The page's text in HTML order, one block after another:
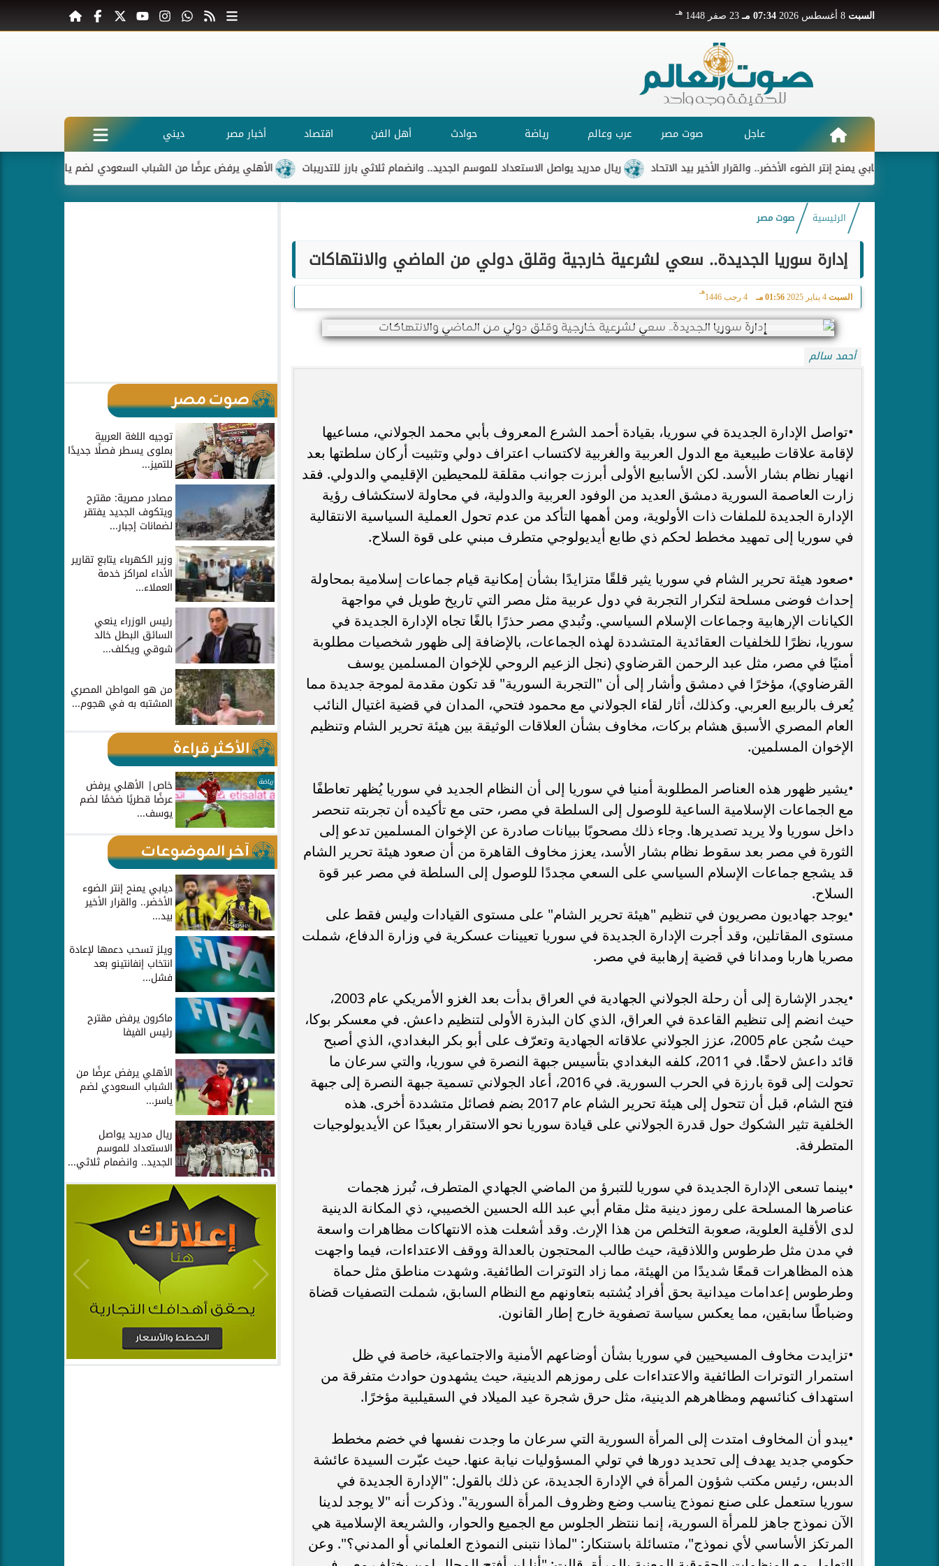
السبت 07:34 مـ 23 صفر 1448 هـ
عاجل صوت مصر عرب وعالم رياضة حوادث أهل الفن اقتصاد أخبار مصر
ديني
الأهلي يرفض عرضًا من الشباب السعودي لضم ياسر إبراهيم ريال مدريد يواصل الاستعداد للموسم الجديد.. وانضمام ثلاثي بارز للتدريبات ديابي يمنح إنتر الضوء الأخضر.. والقرار الأخير بيد الاتحاد
الرئيسية صوت مصر
إدارة سوريا الجديدة.. سعي لشرعية خارجية وقلق دولي من الماضي والانتهاكات
السبت 4 يناير 2025 01:56 مـ 4 رجب 1446
هـ
أحمد سالم
•​تواصل الإدارة الجديدة في سوريا، بقيادة أحمد الشرع المعروف بأبي محمد الجولاني، مساعيها
لإقامة علاقات طبيعية مع الدول العربية والغربية لاكتساب اعتراف دولي وتثبيت أركان سلطتها بعد
انهيار نظام بشار الأسد. لكن الأسابيع الأولى أبرزت جوانب مقلقة للمحيطين الإقليمي والدولي. فقد
زارت العاصمة السورية دمشق العديد من الوفود العربية والدولية، في محاولة لاستكشاف رؤية
الإدارة الجديدة للملفات ذات الأولوية، ومن أهمها التأكد من عدم تحول العملية السياسية الانتقالية
في سوريا إلى تمهيد مخطط لحكم ذي طابع أيديولوجي متطرف مبني على قوة السلاح.
•​صعود هيئة تحرير الشام في سوريا يثير قلقًا متزايدًا بشأن إمكانية قيام جماعات إسلامية بمحاولة
إحداث فوضى مسلحة لتكرار التجربة في دول عربية مثل مصر التي تاريخ طويل في مواجهة
الكيانات الإرهابية وجماعات الإسلام السياسي. وتُبدي مصر حذرًا بالغًا تجاه الإدارة الجديدة في
سوريا، نظرًا للخلفيات العقائدية المتشددة لهذه الجماعات، بالإضافة إلى ظهور شخصيات مطلوبة
أمنيًا في مصر، مثل عبد الرحمن القرضاوي (نجل الزعيم الروحي للإخوان المسلمين يوسف
القرضاوي)، مؤخرًا في دمشق وأشار إلى أن "التجربة السورية" قد تكون مقدمة لموجة جديدة مما
يُعرف بالربيع العربي. وكذلك، أثار لقاء الجولاني مع محمود فتحي، المدان في قضية اغتيال النائب
العام المصري الأسبق هشام بركات، مخاوف بشأن العلاقات الوثيقة بين هيئة تحرير الشام وتنظيم
الإخوان المسلمين.
•​يشير ظهور هذه العناصر المطلوبة أمنيا في سوريا إلى أن النظام الجديد في سوريا يُظهر تعاطفًا
مع الجماعات الإسلامية الساعية للوصول إلى السلطة في مصر، حتى مع تأكيده أن تجربته تنحصر
داخل سوريا ولا يريد تصديرها. وجاء ذلك مصحوبًا ببيانات صادرة عن الإخوان المسلمين تدعو إلى
الثورة في مصر بعد سقوط نظام بشار الأسد، يعزز مخاوف القاهرة من أن صعود هيئة تحرير الشام
قد يشجع جماعات الإسلام السياسي على السعي مجددًا للوصول إلى السلطة في مصر عبر قوة
السلاح.
•​يوجد جهاديون مصريون في تنظيم "هيئة تحرير الشام" على مستوى القيادات وليس فقط على
مستوى المقاتلين، وقد أجرت الإدارة الجديدة في سوريا تعيينات عسكرية في وزارة الدفاع، شملت
مصريا هاربا ومدانا في قضية إرهابية في مصر.
•​يجدر الإشارة إلى أن رحلة الجولاني الجهادية في العراق بدأت بعد الغزو الأمريكي عام 2003،
حيث انضم إلى تنظيم القاعدة في العراق، الذي كان البذرة الأولى لتنظيم داعش. في معسكر بوكا،
حيث سُجن عام 2005، عزز الجولاني علاقاته الجهادية وتعرّف على أبو بكر البغدادي، الذي أصبح
قائد داعش لاحقًا. في 2011، كلفه البغدادي بتأسيس جبهة النصرة في سوريا، والتي سرعان ما
تحولت إلى قوة بارزة في الحرب السورية. في 2016، أعاد الجولاني تسمية جبهة النصرة إلى جبهة
فتح الشام، قبل أن تتحول إلى هيئة تحرير الشام عام 2017 بضم فصائل متشددة أخرى. هذه
الخلفية تثير الشكوك حول قدرة الجولاني على قيادة سوريا نحو الاستقرار بعيدًا عن الأيديولوجيات
المتطرفة.
•​بينما تسعى الإدارة الجديدة في سوريا للتبرؤ من الماضي الجهادي المتطرف، تُبرز هجمات
عناصرها المسلحة على رموز دينية مثل مقام أبي عبد الله الحسين الخصيبي، ذي المكانة الدينية
لدى الأقلية العلوية، صعوبة التخلص من هذا الإرث. وقد أشعلت هذه الانتهاكات مظاهرات واسعة
في مدن مثل طرطوس واللاذقية، حيث طالب المحتجون بالعدالة ووقف الاعتداءات، فيما واجهت
هذه المظاهرات قمعًا شديدًا من الهيئة، مما زاد التوترات الطائفية. وشهدت مناطق مثل حماة
وطرطوس إعدامات ميدانية بحق أفراد يُشتبه بتعاونهم مع النظام السابق، شملت التصفيات قضاة
وضباطًا سابقين، مما يعكس سياسة تصفوية خارج إطار القانون.
•​تزايدت مخاوف المسيحيين في سوريا بشأن أوضاعهم الأمنية والاجتماعية، خاصة في ظل
استمرار التوترات الطائفية والاعتداءات على رموزهم الدينية، حيث يشهدون حوادث متفرقة من
استهداف كنائسهم ومظاهرهم الدينية، مثل حرق شجرة عيد الميلاد في السقيلبية مؤخرًا.
•​يبدو أن المخاوف امتدت إلى المرأة السورية التي سرعان ما وجدت نفسها في خضم مخطط
حكومي جديد يهدف إلى تحديد دورها في تولي المسؤوليات نيابة عنها. حيث عبّرت السيدة عائشة
الدبس، رئيس مكتب شؤون المرأة في الإدارة الجديدة، عن ذلك بالقول: "الإدارة الجديدة في
سوريا ستعمل على صنع نموذج يناسب وضع وظروف المرأة السورية". وذكرت أنه "لا يوجد لدينا
الآن نموذج جاهز للمرأة السورية، إنما ننتظر الجلوس مع الجميع والحوار، والشريعة الإسلامية هي
المرتكز الأساسي لأي نموذج"، متسائلة باستنكار: "لماذا نتبنى النموذج العلماني أو المدني؟". وعن
صوت مصر
توجيه اللغة العربية
بملوى يسطر فصلًا جديدًا
للتميز...
مصادر مصرية: مقترح
ويتكوف الجديد يفتقر
لضمانات إجبار...
وزير الكهرباء يتابع تقارير
الأداء لمراكز خدمة
العملاء...
رئيس الوزراء ينعي
السائق البطل خالد
شوقي ويكلف...
من هو المواطن المصري
المشتبه به في هجوم...
الأكثر قراءة
رياضة خاص| الأهلي يرفض
عرضًا قطريًا ضخمًا لضم
يوسف...
آخر الموضوعات
ديابي يمنح إنتر الضوء
الأخضر.. والقرار الأخير
بيد...
ويلز تسحب دعمها لإعادة
انتخاب إنفانتينو بعد
فشل...
ماكرون يرفض مقترح
رئيس الفيفا
الأهلي يرفض عرضًا من
الشباب السعودي لضم
ياسر...
ريال مدريد يواصل
الاستعداد للموسم
الجديد.. وانضمام ثلاثي...